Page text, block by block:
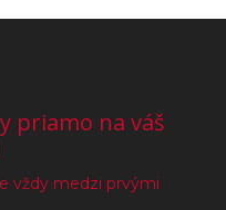
priamo na váš
vždy medzi prvými